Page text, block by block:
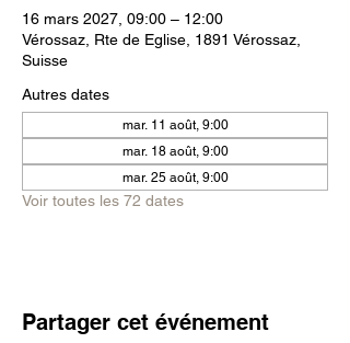
16 mars 2027, 09:00 – 12:00
Vérossaz, Rte de Eglise, 1891 Vérossaz,
Suisse
Autres dates
mar. 11 août, 9:00
mar. 18 août, 9:00
mar. 25 août, 9:00
Voir toutes les 72 dates
Partager cet événement